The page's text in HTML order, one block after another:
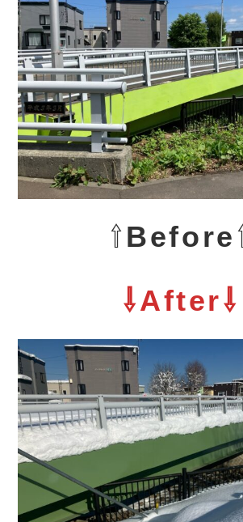
⇧Before
⇩After⇩